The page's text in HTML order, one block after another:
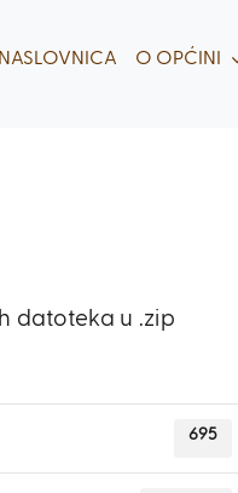
NASLOVNICA O OPĆINI
datoteka u .zip
695